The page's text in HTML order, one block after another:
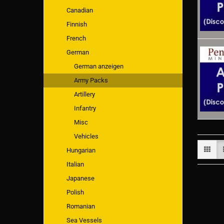
Canadian
Finnish
French
German
German anzeigen
Army Packs
Artillery
Infantry
Misc
Vehicles
Hungarian
Italian
Japanese
Polish
Romanian
Sea Vessels